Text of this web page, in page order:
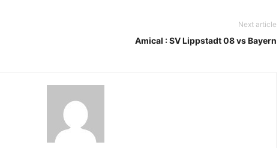
Next article
Amical : SV Lippstadt 08 vs Bayern